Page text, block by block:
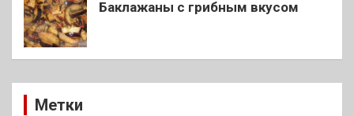
Баклажаны с грибным вкусом
Метки